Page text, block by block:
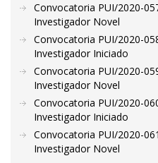
Convocatoria PUI/2020-
Investigador Novel
Convocatoria PUI/2020-
Investigador Iniciado
Convocatoria PUI/2020-
Investigador Novel
Convocatoria PUI/2020-
Investigador Iniciado
Convocatoria PUI/2020-
Investigador Novel